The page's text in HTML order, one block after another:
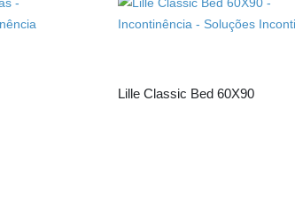
Lille Classic Bed 60X90